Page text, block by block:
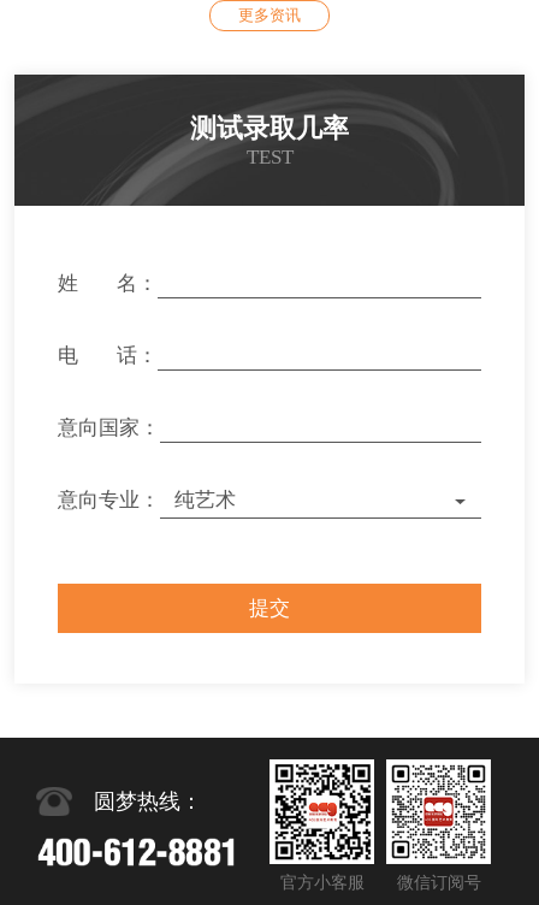
更多资讯
测试录取几率
TEST
姓 名：
电 话：
意向国家：
意向专业：
圆梦热线：
官方小客服 微信订阅号